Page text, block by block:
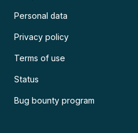
Personal data
Privacy policy
Terms of use
Status
Bug bounty program